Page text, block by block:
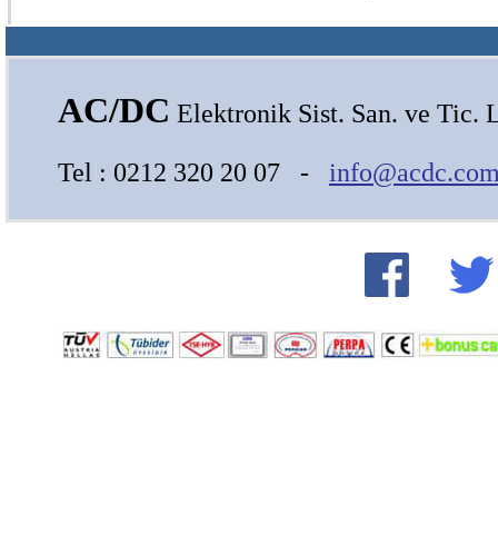
AC/DC Elektronik Sist. San. ve Tic.
Tel : 0212 320 20 07 -